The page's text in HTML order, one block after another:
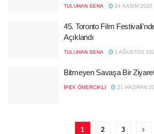
TULUHAN SENA 24 KASIM 2020
45. Toronto Film
Açıklandı
TULUHAN SENA 1 AĞUSTOS
Bitmeyen Savaşa Bir
İPEK ÖMERCIKLI 21 HAZIRAN
1 2 3